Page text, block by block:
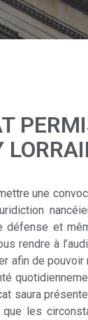
une
défense et
rendre à
afin de
saura
les